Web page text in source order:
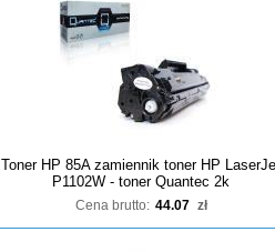
Toner HP 85A zamiennik toner HP
P1102W - toner Quantec 2k
Cena brutto: 44.07 zł